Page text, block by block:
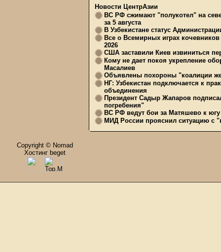
Новости ЦентрАзии
ВС РФ сжимают "полукотел" на
за 5 августа
В Узбекистане статус
Все о Всемирных играх
2026
США заставили Киев извиниться
Кому не дает покоя укрепление
Масалиев
Объявлены похороны "коалиции
НГ: Узбекистан подключается к
объединения
Президент Садыр Жапаров
погребения"
ВС РФ ведут бои за Матяшево к югу
МИД России прояснил ситуацию с
Copyright © Nomad
Хостинг beget